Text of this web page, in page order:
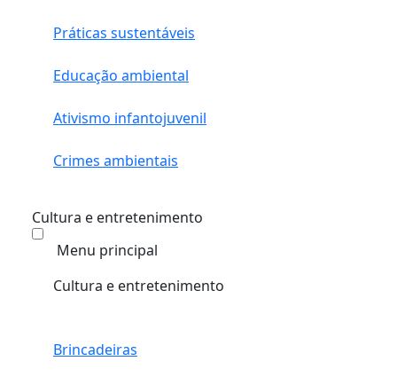
Práticas sustentáveis
Educação ambiental
Ativismo infantojuvenil
Crimes ambientais
Cultura e entretenimento
Menu principal
Cultura e entretenimento
Brincadeiras